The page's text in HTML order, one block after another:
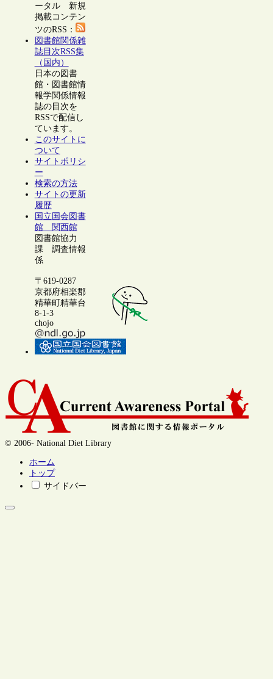
ータル 新規
掲載コンテン
ツのRSS：
図書館関係雑
誌目次RSS集
（国内）
日本の図書
館・図書館情
報学関係情報
誌の目次を
RSSで配信し
ています。
このサイトに
ついて
サイトポリシ
ー
検索の方法
サイトの更新
履歴
国立国会図書
館 関西館
図書館協力
課 調査情報
係
〒619-0287
京都府相楽郡
精華町精華台
8-1-3
chojo
© 2006- National Diet Library
ホーム
トップ
サイドバー